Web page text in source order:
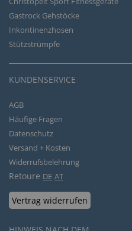
Gastrock Gehstöcke
Inkontinenzhosen
Stützstrümpfe
KUNDENSERVICE
AGB
Häufige Fragen
Datenschutz
Versand + Kosten
Widerrufsbelehrung
Retoure DE AT
Vertrag widerrufen